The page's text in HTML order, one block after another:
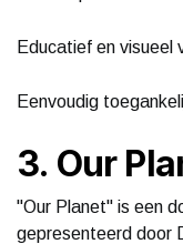
Educatief en visueel
Eenvoudig
3. Our
"Our Planet" is een
gepresenteerd door